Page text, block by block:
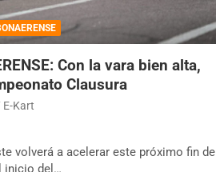
Con la vara bien alta,
Clausura
E-Kart
volverá a acelerar este próximo fin de
inicio del…